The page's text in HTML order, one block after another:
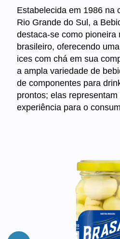
Estabelecida em 1986 na
Rio Grande do Sul, a
destaca-se como pioneira
brasileiro, oferecendo
ices com chá em sua
a ampla variedade de
de componentes para
prontos; elas
experiência para o